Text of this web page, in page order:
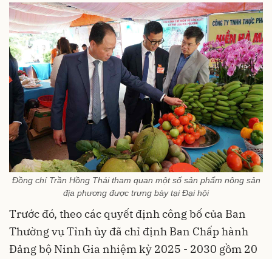
Đồng chí Trần Hồng Thái tham quan một số sản phẩm nông sản
địa phương được trưng bày tại Đại hội
Trước đó, theo các quyết định công bố của Ban
Thường vụ Tỉnh ủy đã chỉ định Ban Chấp hành
Đảng bộ Ninh Gia nhiệm kỳ 2025 - 2030 gồm 20